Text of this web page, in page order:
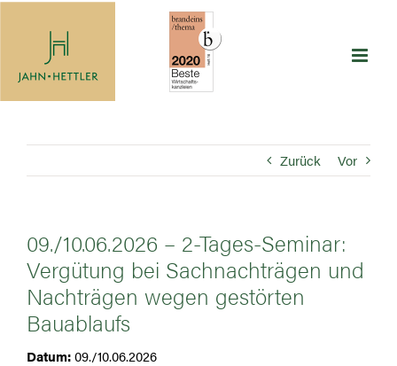
Zurück Vor
09./10.06.2026 – 2-Tages-Seminar:
Vergütung bei Sachnachträgen und
Nachträgen wegen gestörten
Bauablaufs
Datum:09./10.06.2026